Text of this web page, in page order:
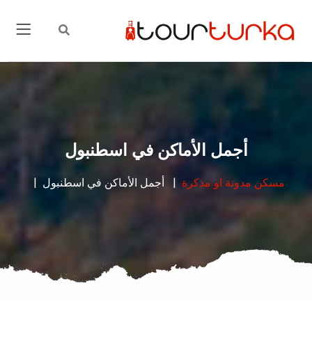
أجمل الأماكن في اسطنبول
مسكنمدونة او مذكرة أجمل الأماكن في اسطنبول